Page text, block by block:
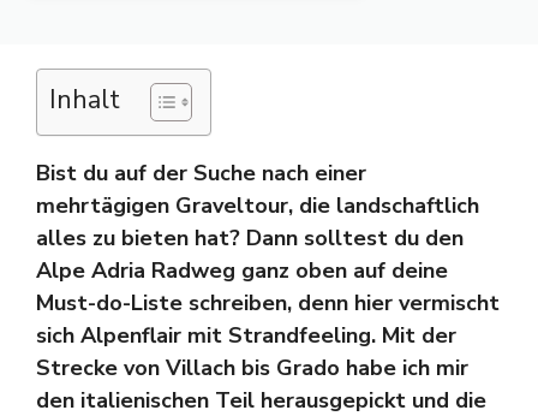
Inhalt
Bist du auf der Suche nach einer
mehrtägigen Graveltour, die landschaftlich
alles zu bieten hat? Dann solltest du den
Alpe Adria Radweg ganz oben auf deine
Must-do-Liste schreiben, denn hier vermischt
sich Alpenflair mit Strandfeeling. Mit der
Strecke von Villach bis Grado habe ich mir
den italienischen Teil herausgepickt und die